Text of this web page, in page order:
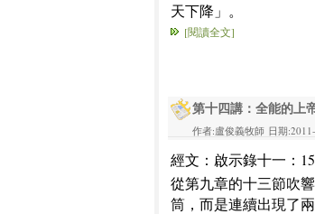
天下降」。
[閱讀全文]
第十四講：全能的上
作者:盧俊義牧師 日期
經文：啟示錄十一：
從第九章的十三節吹
筒，而是連續出現了